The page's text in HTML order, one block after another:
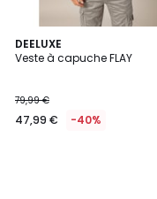
DEELUXE
Veste à capuche FLAY
79,99 €
47,99 € -40%